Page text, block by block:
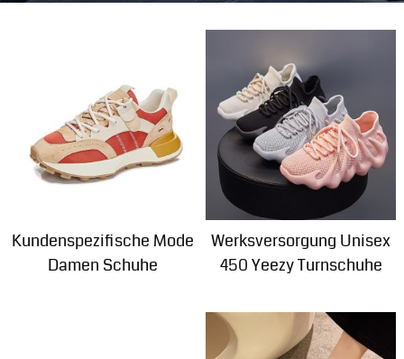
Kundenspezifische Mode
Damen Schuhe
Werksversorgung Unisex
450 Yeezy Turnschuhe